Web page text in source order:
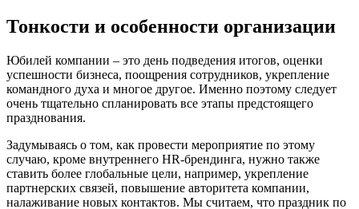
Тонкости и особенности организации
Юбилей компании – это день подведения итогов, оценки
успешности бизнеса, поощрения сотрудников, укрепление
командного духа и многое другое. Именно поэтому следует
очень тщательно спланировать все этапы предстоящего
празднования.
Задумываясь о том, как провести мероприятие по этому
случаю, кроме внутреннего HR-брендинга, нужно также
ставить более глобальные цели, например, укрепление
партнерских связей, повышение авторитета компании,
налаживание новых контактов. Мы считаем, что праздник по